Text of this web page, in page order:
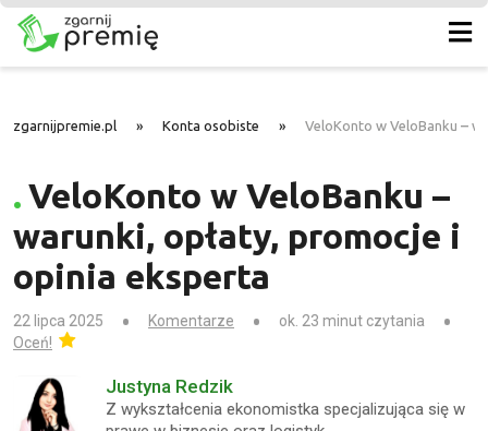
zgarnijpremie.pl » Konta osobiste » VeloKonto w VeloBanku –
VeloKonto w VeloBanku –
warunki, opłaty, promocje i
opinia eksperta
22 lipca 2025 Komentarze
ok. 23 minut czytania
Oceń!
Justyna Redzik
Z wykształcenia ekonomistka specjalizująca się w